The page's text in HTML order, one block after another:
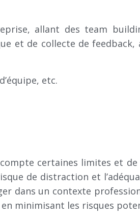
allant des team
et de collecte de
etc.
certaines limites et
de distraction et
dans un contexte
minimisant les risques